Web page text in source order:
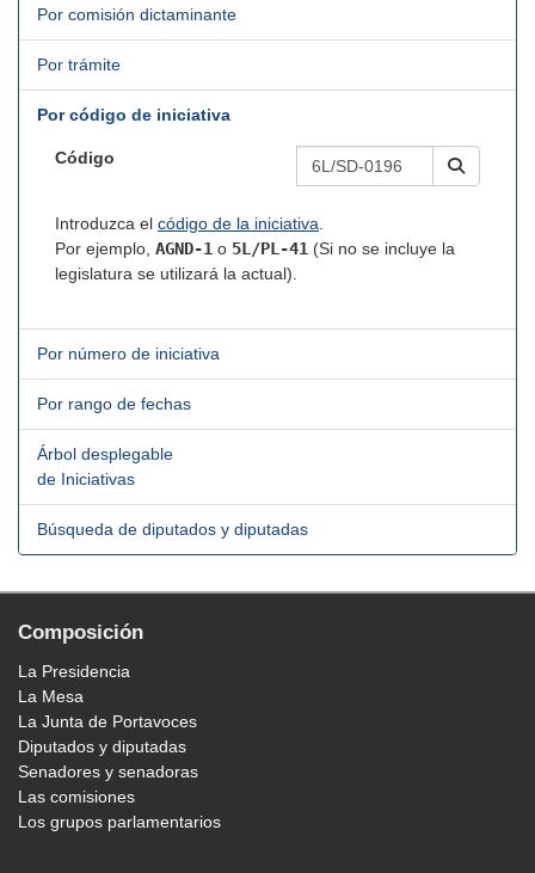
Por comisión dictaminante
Por trámite
Por código de iniciativa
Código
Introduzca el código de la iniciativa.
Por ejemplo, AGND-1 o 5L/PL-41 (Si no se incluye la
legislatura se utilizará la actual).
Por número de iniciativa
Por rango de fechas
Árbol desplegable
de Iniciativas
Búsqueda de diputados y diputadas
Composición
La Presidencia
La Mesa
La Junta de Portavoces
Diputados y diputadas
Senadores y senadoras
Las comisiones
Los grupos parlamentarios